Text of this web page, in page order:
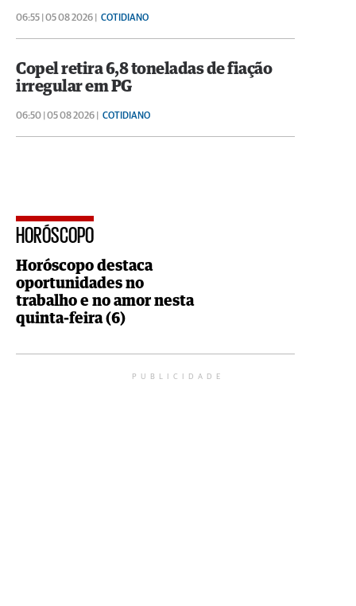
06:55 | 05 08 2026 | COTIDIANO
Copel retira 6,8 toneladas de fiação
irregular em PG
06:50 | 05 08 2026 | COTIDIANO
HORÓSCOPO
Horóscopo destaca
oportunidades no
trabalho e no amor nesta
quinta-feira (6)
PUBLICIDADE